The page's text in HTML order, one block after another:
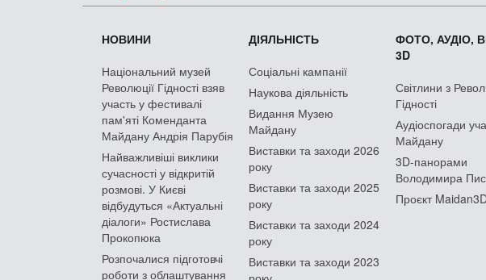
НОВИНИ
Національний музей
Революції Гідності взяв
участь у фестивалі
пам'яті Коменданта
Майдану Андрія Парубія
Найважливіші виклики
сучасності у відкритій
розмові. У Києві
відбудуться «Актуальні
діалоги» Ростислава
Прокопюка
Розпочалися підготовчі
роботи з облаштування
ДІЯЛЬНІСТЬ
Соціальні кампанії
Наукова діяльність
Видання Музею
Майдану
Виставки та заходи 2026
року
Виставки та заходи 2025
року
Виставки та заходи 2024
року
Виставки та заходи 2023
ФОТО, АУДІО,
3D
Світлини з
Гідності
Аудіоспогади
Майдану
3D-панорами
Володимира
Проєкт